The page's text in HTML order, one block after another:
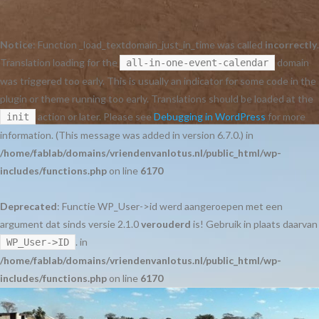
Notice: Function _load_textdomain_just_in_time was called incorrectly.
Translation loading for the
all-in-one-event-calendar
domain
was triggered too early. This is usually an indicator for some code in the
plugin or theme running too early. Translations should be loaded at the
init action or later. Please see Debugging in WordPress for more
information. (This message was added in version 6.7.0.) in
/home/fablab/domains/vriendenvanlotus.nl/public_html/wp-
includes/functions.php on line 6170
Deprecated: Functie WP_User->id werd aangeroepen met een
argument dat sinds versie 2.1.0verouderd is! Gebruik in plaats daarvan
WP_User->ID
. in
/home/fablab/domains/vriendenvanlotus.nl/public_html/wp-
includes/functions.php on line 6170
Ga
naar